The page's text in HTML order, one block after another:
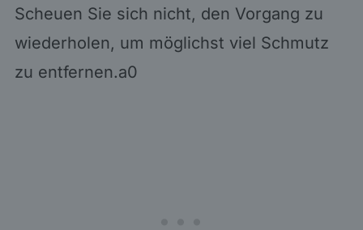
Scheuen Sie sich nicht, den Vorgang zu
wiederholen, um möglichst viel Schmutz
zu entfernen.a0